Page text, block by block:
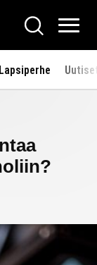
Hae
Lapsiperhe